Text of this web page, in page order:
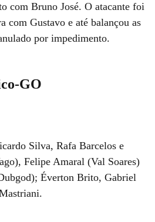
com Bruno José. O atacante foi
com Gustavo e até balançou as
por impedimento.
GO
Silva, Rafa Barcelos e
Felipe Amaral (Val Soares)
Éverton Brito, Gabriel